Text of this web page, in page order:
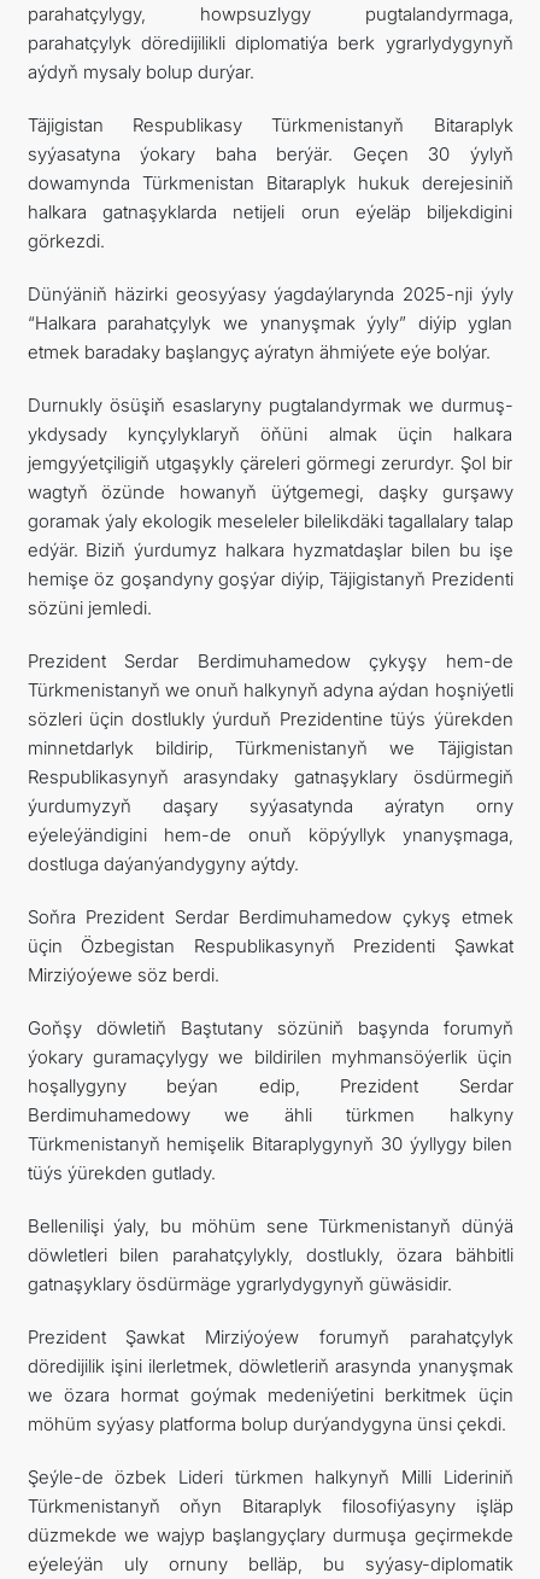
parahatçylygy, howpsuzlygy pugtalandyrmaga,
parahatçylyk döredijilikli diplomatiýa berk ygrarlydygynyň
aýdyň mysaly bolup durýar.
Täjigistan Respublikasy Türkmenistanyň Bitaraplyk
syýasatyna ýokary baha berýär. Geçen 30 ýylyň
dowamynda Türkmenistan Bitaraplyk hukuk derejesiniň
halkara gatnaşyklarda netijeli orun eýeläp biljekdigini
görkezdi.
Dünýäniň häzirki geosyýasy ýagdaýlarynda 2025-nji ýyly
“Halkara parahatçylyk we ynanyşmak ýyly” diýip yglan
etmek baradaky başlangyç aýratyn ähmiýete eýe bolýar.
Durnukly ösüşiň esaslaryny pugtalandyrmak we durmuş-
ykdysady kynçylyklaryň öňüni almak üçin halkara
jemgyýetçiligiň utgaşykly çäreleri görmegi zerurdyr. Şol bir
wagtyň özünde howanyň üýtgemegi, daşky gurşawy
goramak ýaly ekologik meseleler bilelikdäki tagallalary talap
edýär. Biziň ýurdumyz halkara hyzmatdaşlar bilen bu işe
hemişe öz goşandyny goşýar diýip, Täjigistanyň Prezidenti
sözüni jemledi.
Prezident Serdar Berdimuhamedow çykyşy hem-de
Türkmenistanyň we onuň halkynyň adyna aýdan hoşniýetli
sözleri üçin dostlukly ýurduň Prezidentine tüýs ýürekden
minnetdarlyk bildirip, Türkmenistanyň we Täjigistan
Respublikasynyň arasyndaky gatnaşyklary ösdürmegiň
ýurdumyzyň daşary syýasatynda aýratyn orny
eýeleýändigini hem-de onuň köpýyllyk ynanyşmaga,
dostluga daýanýandygyny aýtdy.
Soňra Prezident Serdar Berdimuhamedow çykyş etmek
üçin Özbegistan Respublikasynyň Prezidenti Şawkat
Mirziýoýewe söz berdi.
Goňşy döwletiň Baştutany sözüniň başynda forumyň
ýokary guramaçylygy we bildirilen myhmansöýerlik üçin
hoşallygyny beýan edip, Prezident Serdar
Berdimuhamedowy we ähli türkmen halkyny
Türkmenistanyň hemişelik Bitaraplygynyň 30 ýyllygy bilen
tüýs ýürekden gutlady.
Bellenilişi ýaly, bu möhüm sene Türkmenistanyň dünýä
döwletleri bilen parahatçylykly, dostlukly, özara bähbitli
gatnaşyklary ösdürmäge ygrarlydygynyň güwäsidir.
Prezident Şawkat Mirziýoýew forumyň parahatçylyk
döredijilik işini ilerletmek, döwletleriň arasynda ynanyşmak
we özara hormat goýmak medeniýetini berkitmek üçin
möhüm syýasy platforma bolup durýandygyna ünsi çekdi.
Şeýle-de özbek Lideri türkmen halkynyň Milli Lideriniň
Türkmenistanyň oňyn Bitaraplyk filosofiýasyny işläp
düzmekde we wajyp başlangyçlary durmuşa geçirmekde
eýeleýän uly ornuny belläp, bu syýasy-diplomatik